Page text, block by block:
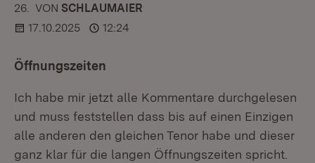
26. KOMMENTAR
VON :SCHLAUMAIER
17.10.2025
12:24
Öffnungszeiten
Ich habe mir jetzt alle Kommentare durchgelesen
und muss feststellen dass bis auf einen Einzigen
alle anderen den gleichen Tenor habe und dieser
ganz klar für die langen Öffnungszeiten spricht.